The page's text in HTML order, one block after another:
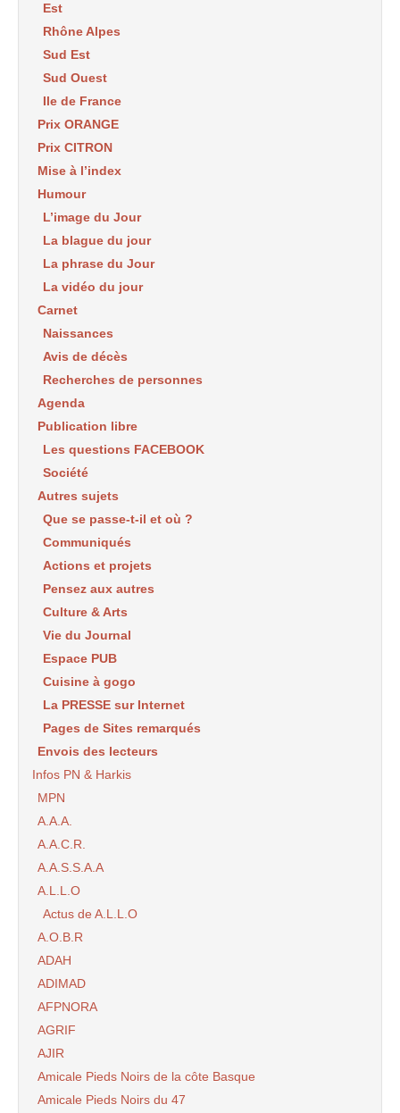
Est
Rhône Alpes
Sud Est
Sud Ouest
Ile de France
Prix ORANGE
Prix CITRON
Mise à l’index
Humour
L’image du Jour
La blague du jour
La phrase du Jour
La vidéo du jour
Carnet
Naissances
Avis de décès
Recherches de personnes
Agenda
Publication libre
Les questions FACEBOOK
Société
Autres sujets
Que se passe-t-il et où ?
Communiqués
Actions et projets
Pensez aux autres
Culture & Arts
Vie du Journal
Espace PUB
Cuisine à gogo
La PRESSE sur Internet
Pages de Sites remarqués
Envois des lecteurs
Infos PN & Harkis
MPN
A.A.A.
A.A.C.R.
A.A.S.S.A.A
A.L.L.O
Actus de A.L.L.O
A.O.B.R
ADAH
ADIMAD
AFPNORA
AGRIF
AJIR
Amicale Pieds Noirs de la côte Basque
Amicale Pieds Noirs du 47